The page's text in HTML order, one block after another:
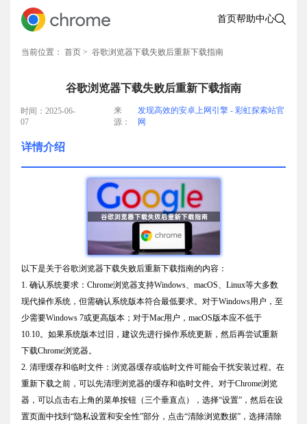
首页帮助中心
当前位置： 首页 > 谷歌浏览器下载失败后重新下载指南
谷歌浏览器下载失败后重新下载指南
时间：2025-06-
07
来
源：
发现高效的安卓上网引擎 - 彩虹探索站官
网
详情介绍
以下是关于谷歌浏览器下载失败后重新下载指南的内容：
1. 确认系统要求：Chrome浏览器支持Windows、macOS、Linux等大多数
现代操作系统，但需确认系统版本符合最低要求。对于Windows用户，至
少需要Windows 7或更高版本；对于Mac用户，macOS版本应不低于
10.10。如果系统版本过旧，建议先进行操作系统更新，然后再尝试重新
下载Chrome浏览器。
2. 清理缓存和临时文件：浏览器缓存或临时文件可能会干扰安装过程。在
重新下载之前，可以先清理浏览器的缓存和临时文件。对于Chrome浏览
器，可以点击右上角的菜单按钮（三个垂直点），选择“设置”，然后在设
置页面中找到“隐私设置和安全性”部分，点击“清除浏览数据”，选择清除